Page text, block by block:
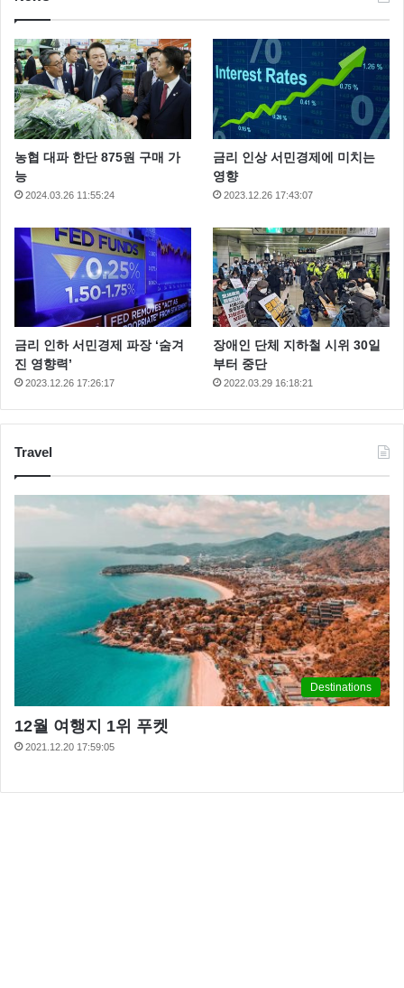
농협 대파 한단 875원 구매 가
능
2024.03.26 11:55:24
금리 인상 서민경제에 미치는
영향
2023.12.26 17:43:07
금리 인하 서민경제 파장 ‘숨겨
진 영향력’
2023.12.26 17:26:17
장애인 단체 지하철 시위 30일
부터 중단
2022.03.29 16:18:21
Travel
Destinations
12월 여행지 1위 푸켓
2021.12.20 17:59:05